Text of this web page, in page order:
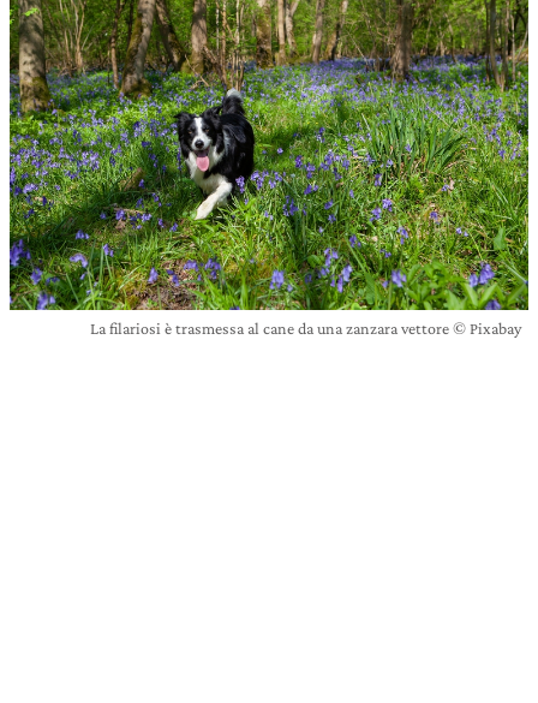
La filariosi è trasmessa al cane da una zanzara vettore © Pixabay